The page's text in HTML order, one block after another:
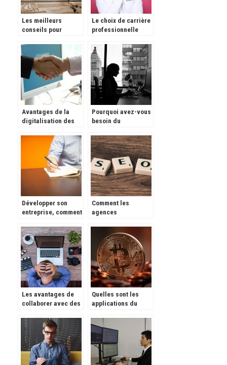
Les meilleurs
conseils pour
business
Le choix de carrière
professionnelle
Avantages de la
digitalisation des
digitalisation des
entreprises
Pourquoi avez-vous
besoin du
Développer son
entreprise, comment
Comment les
agences
votre entreprise en
ligne ?
Les avantages de
collaborer avec des
Quelles sont les
applications du
télécharger pour se
faire de l’argent ?